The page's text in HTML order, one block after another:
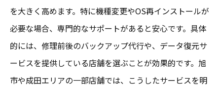
を大きく高めます。特に機種変更やOS再インストールが
必要な場合、専門的なサポートがあると安心です。具体
的には、修理前後のバックアップ代行や、データ復元サ
ービスを提供している店舗を選ぶことが効果的です。旭
市や成田エリアの一部店舗では、こうしたサービスを明